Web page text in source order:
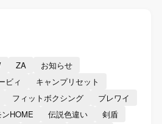
ZA
お知らせ
ビィ
キャンプリセット
フィットボクシング
ブレワイ
HOME 伝説色違い
剣盾